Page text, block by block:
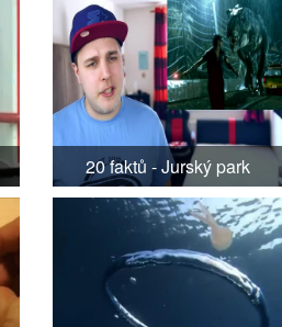
20 faktů - Jurský park